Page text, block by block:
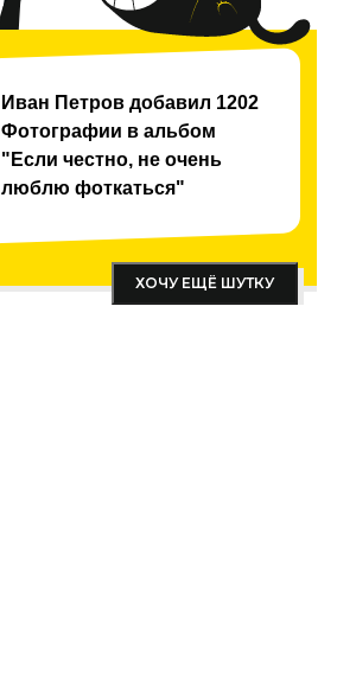
Иван Петров добавил 1202
Фотографии в альбом
"Если честно, не очень
люблю фоткаться"
ХОЧУ ЕЩЁ ШУТКУ